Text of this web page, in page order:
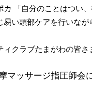
「自分のことはつい
い頭部ケアを行いな
ィクラブたまがわの皆
マッサージ指圧師会